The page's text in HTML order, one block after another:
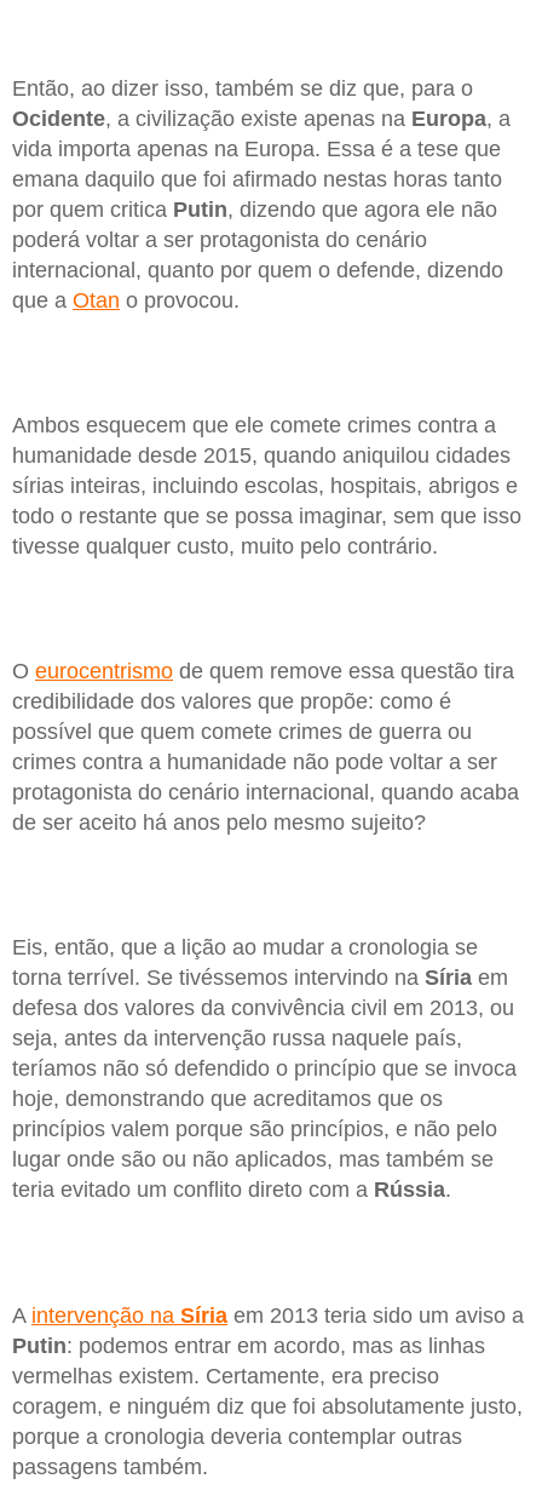
Então, ao dizer isso, também se diz que, para o
Ocidente, a civilização existe apenas na Europa, a
vida importa apenas na Europa. Essa é a tese que
emana daquilo que foi afirmado nestas horas tanto
por quem critica Putin, dizendo que agora ele não
poderá voltar a ser protagonista do cenário
internacional, quanto por quem o defende, dizendo
que a Otan o provocou.
Ambos esquecem que ele comete crimes contra a
humanidade desde 2015, quando aniquilou cidades
sírias inteiras, incluindo escolas, hospitais, abrigos e
todo o restante que se possa imaginar, sem que isso
tivesse qualquer custo, muito pelo contrário.
O eurocentrismo de quem remove essa questão tira
credibilidade dos valores que propõe: como é
possível que quem comete crimes de guerra ou
crimes contra a humanidade não pode voltar a ser
protagonista do cenário internacional, quando acaba
de ser aceito há anos pelo mesmo sujeito?
Eis, então, que a lição ao mudar a cronologia se
torna terrível. Se tivéssemos intervindo na Síria em
defesa dos valores da convivência civil em 2013, ou
seja, antes da intervenção russa naquele país,
teríamos não só defendido o princípio que se invoca
hoje, demonstrando que acreditamos que os
princípios valem porque são princípios, e não pelo
lugar onde são ou não aplicados, mas também se
teria evitado um conflito direto com a Rússia.
A intervenção na Síria em 2013 teria sido um aviso a
Putin: podemos entrar em acordo, mas as linhas
vermelhas existem. Certamente, era preciso
coragem, e ninguém diz que foi absolutamente justo,
porque a cronologia deveria contemplar outras
passagens também.